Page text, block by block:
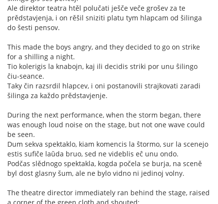
Ale direktor teatra htěl polučati ješče veče grošev za te
prědstavjenja, i on rěšil sniziti platu tym hlapcam od šilinga
do šesti pensov.
This made the boys angry, and they decided to go on strike
for a shilling a night.
Tio kolerigis la knabojn, kaj ili decidis striki por unu ŝilingo
ĉiu-seance.
Taky čin razsrdil hlapcev, i oni postanovili strajkovati zaradi
šilinga za každo prědstavjenje.
During the next performance, when the storm began, there
was enough loud noise on the stage, but not one wave could
be seen.
Dum sekva spektaklo, kiam komencis la ŝtormo, sur la scenejo
estis sufiĉe laŭda bruo, sed ne videblis eĉ unu ondo.
Podčas slědnogo spektakla, kogda počela se burja, na sceně
byl dost glasny šum, ale ne bylo vidno ni jedinoj volny.
The theatre director immediately ran behind the stage, raised